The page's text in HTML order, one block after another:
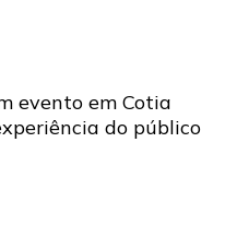
evento em Cotia
do público